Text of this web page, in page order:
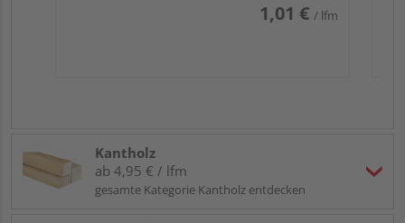
1,01 € / lfm
Kantholz
ab 4,95 € / lfm
gesamte Kategorie Kantholz entdecken